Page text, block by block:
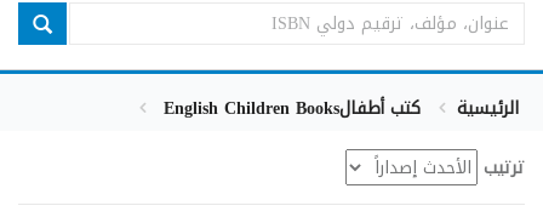
الرئيسية كتب أطفالEnglish Children Books
ترتيب